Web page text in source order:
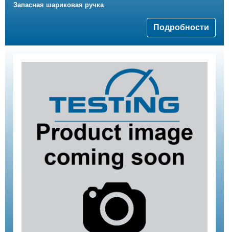
Запасная шариковая ручка
Подробности